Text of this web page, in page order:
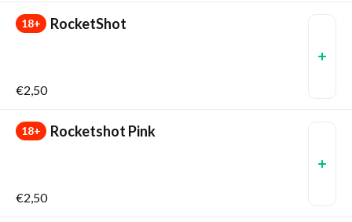
18+ RocketShot
€2,50
18+ Rocketshot Pink
€2,50